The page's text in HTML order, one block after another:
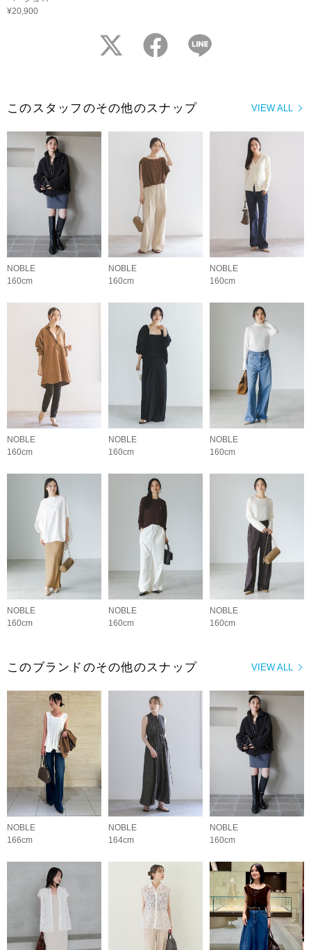
¥20,900
twitter facebook
VIEW ALL
このスタッフのその他のスナップ
NOBLE
160cm
NOBLE
160cm
NOBLE
160cm
NOBLE
160cm
NOBLE
160cm
NOBLE
160cm
NOBLE
160cm
NOBLE
160cm
NOBLE
160cm
VIEW ALL
このブランドのその他のスナップ
NOBLE
166cm
NOBLE
164cm
NOBLE
160cm